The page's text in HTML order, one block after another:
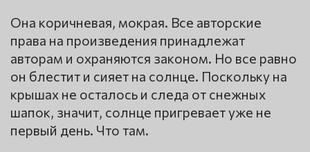
Она коричневая, мокрая. Все авторские
права на произведения принадлежат
авторам и охраняются законом. Но все равно
он блестит и сияет на солнце. Поскольку на
крышах не осталось и следа от снежных
шапок, значит, солнце пригревает уже не
первый день. Что там.